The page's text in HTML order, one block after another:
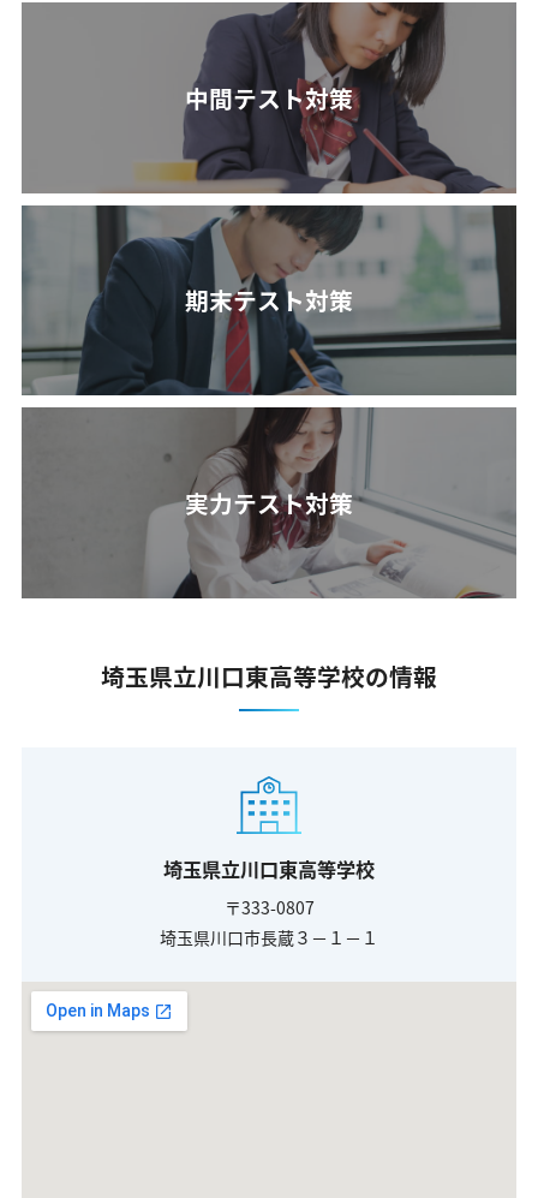
中間テスト対策
期末テスト対策
実力テスト対策
埼玉県立川口東高等学校の情報
埼玉県立川口東高等学校
〒333-0807
埼玉県川口市長蔵３－１－１